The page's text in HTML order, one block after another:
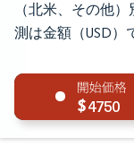
（北米、その他
測は金額（USD）
4750